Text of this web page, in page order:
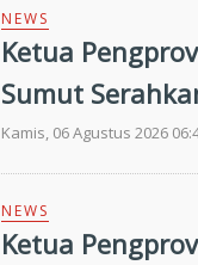
Prestasi di
NEWS
Ketua
Sumut
Pertina Madina
2026–2030
Kamis, 06 Agustus 2026
NEWS
Ketua